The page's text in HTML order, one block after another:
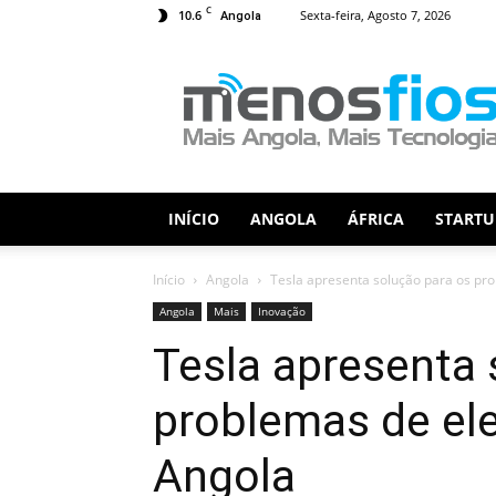
10.6 C Angola Sexta-feira, Agosto 7, 2026
Fios
INÍCIO ANGOLA ÁFRICA
Início Angola Tesla apresenta solução para os
Angola Mais Inovação
Tesla apresenta
problemas de
Angola